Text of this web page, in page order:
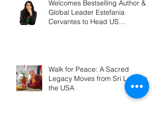
Welcomes Bestselling Author &
Global Leader Estefania
Cervantes to Head US
Walk for Peace: A Sacred
Legacy Moves from Sri Lanka to
the USA